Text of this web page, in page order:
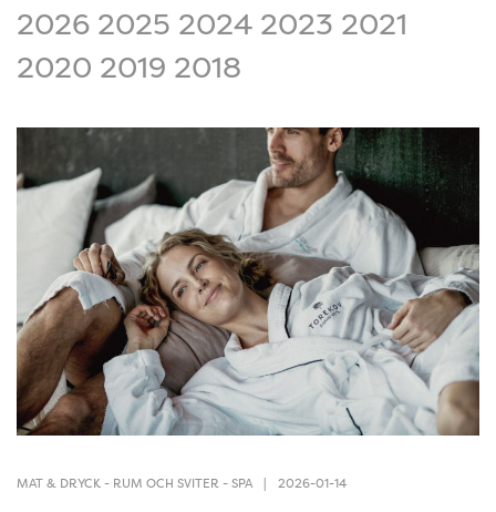
2026 2025 2024 2023 2021
2020 2019 2018
MAT & DRYCK- RUM OCH SVITER-SPA 2026-01-14